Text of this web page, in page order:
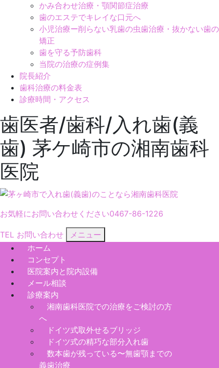
かみ合わせ治療・顎関節症治療
歯のエステでキレイな口元へ
小児治療ー削らない乳歯の虫歯治療・抜かない歯の
矯正
歯を守る予防歯科
当院の治療の症例集
院長紹介
歯科治療の料金表
診療時間・アクセス
歯医者/歯科/入れ歯(義
歯) 茅ケ崎市の湘南歯科
医院
お気軽にお問い合わせください0467-86-1226
TEL お問い合わせ
メニュー
ホーム
コンセプト
医院案内と院内設備
メール相談
診療案内
湘南歯科医院での治療をご検討の方
へ
ドイツ式取外せるブリッジ
ドイツ式の精巧な部分入れ歯
数本歯が残っている〜無歯顎までの
義歯治療